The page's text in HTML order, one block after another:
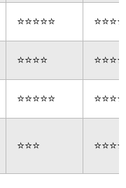
⭐⭐⭐⭐⭐
⭐⭐⭐⭐ ⭐⭐⭐⭐
⭐⭐⭐⭐⭐ ⭐⭐⭐⭐
⭐⭐⭐